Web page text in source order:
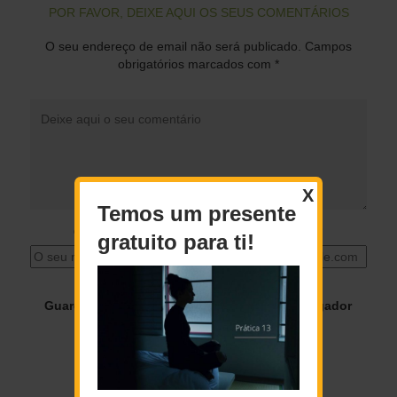
POR FAVOR, DEIXE AQUI OS SEUS COMENTÁRIOS
O seu endereço de email não será publicado.
Campos
obrigatórios marcados com *
* O seu email
Guardar o meu nome, email e site neste navegador
para a próxima vez que eu comentar.
Temos um presente
gratuito para ti!
X